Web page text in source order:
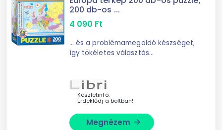
200 db-os ...
4 090 Ft
... és a problémamegoldó készséget,
így tökéletes választás
Készletinfó:
Érdeklődj a boltban!
Megnézem arrow_forward